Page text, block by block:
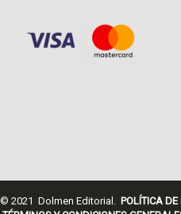
© 2021 Dolmen Editorial. POLÍTICA